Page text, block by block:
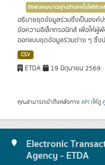
ข้อเสนอแนะมาตรฐานด้านเทคโนโลยีสา
อธิบายชุดข้อมูลร่วมซึ่งเป็นอง
ข้อความอิเล็กทรอนิกส์ เพื่อให้
ออกแบบชุดข้อมูลร่วมต่าง ๆ ซึ่ง
CSV
ETDA 19 มิถุนายน 2569
คุณสามารถเข้าถึงคลังทาง API (ให้ดู
Electronic
Agency - ETDA